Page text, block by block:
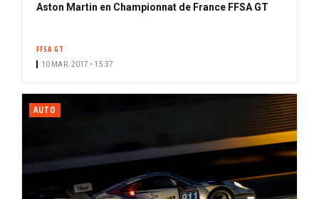
Aston Martin en Championnat de France FFSA GT
FFSA GT
10 MAR. 2017 • 15:37
AUTO